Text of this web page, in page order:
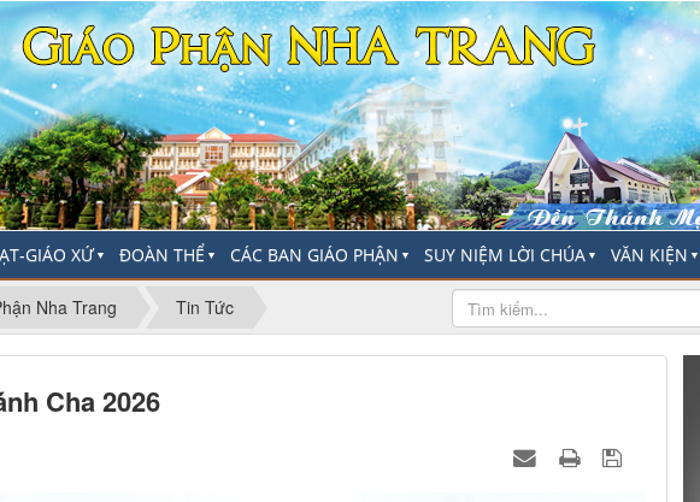
GIÁO XỨ▼ ĐOÀN THỂ ▼ CÁC BAN GIÁO PHẬN ▼ SUY NIỆM LỜI CHÚA ▼ VĂN KIỆN ▼
Nha Trang Tin Tức
Cha 2026